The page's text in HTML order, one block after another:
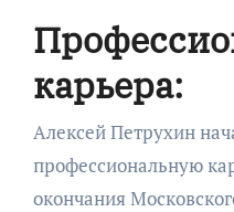
карьера:
Алексей Петрухин
профессиональную
окончания